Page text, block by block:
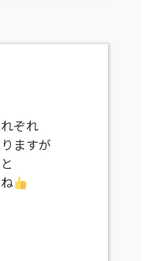
ぞれ
ますが